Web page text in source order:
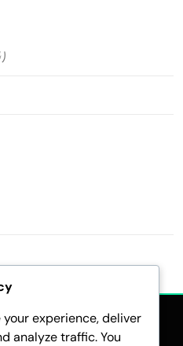
experience, deliver
analyze traffic. You